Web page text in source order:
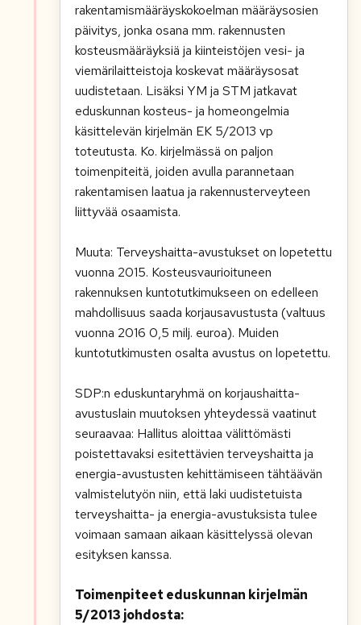
rakentamismääräyskokoelman määräysosien
päivitys, jonka osana mm. rakennusten
kosteusmääräyksiä ja kiinteistöjen vesi- ja
viemärilaitteistoja koskevat määräysosat
uudistetaan. Lisäksi YM ja STM jatkavat
eduskunnan kosteus- ja homeongelmia
käsittelevän kirjelmän EK 5/2013 vp
toteutusta. Ko. kirjelmässä on paljon
toimenpiteitä, joiden avulla parannetaan
rakentamisen laatua ja rakennusterveyteen
liittyvää osaamista.
Muuta: Terveyshaitta-avustukset on lopetettu
vuonna 2015. Kosteusvaurioituneen
rakennuksen kuntotutkimukseen on edelleen
mahdollisuus saada korjausavustusta (valtuus
vuonna 2016 0,5 milj. euroa). Muiden
kuntotutkimusten osalta avustus on lopetettu.
SDP:n eduskuntaryhmä on korjaushaitta-
avustuslain muutoksen yhteydessä vaatinut
seuraavaa: Hallitus aloittaa välittömästi
poistettavaksi esitettävien terveyshaitta ja
energia-avustusten kehittämiseen tähtäävän
valmistelutyön niin, että laki uudistetuista
terveyshaitta- ja energia-avustuksista tulee
voimaan samaan aikaan käsittelyssä olevan
esityksen kanssa.
Toimenpiteet eduskunnan kirjelmän
5/2013 johdosta: